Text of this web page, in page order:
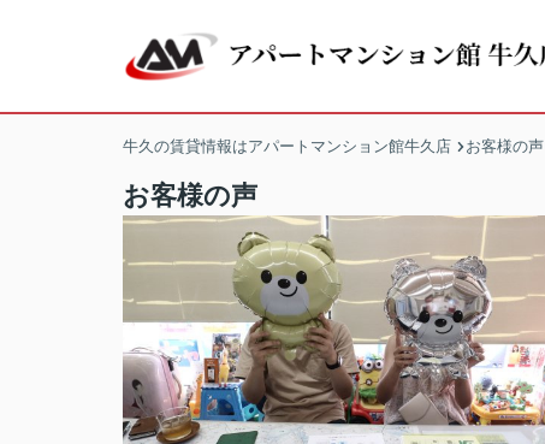
牛久の賃貸情報はアパートマンション館牛久店 お客様の声
お客様の声